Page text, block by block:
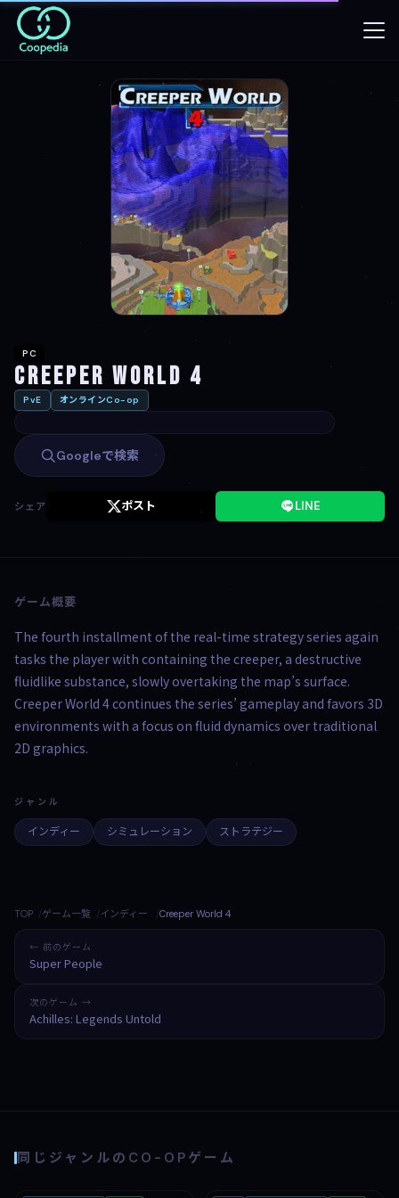
PC
Creeper World 4
PvE オンラインCo-op
Googleで検索
シェア ポスト LINE
ゲーム概要
The fourth installment of the real-time strategy series again
tasks the player with containing the creeper, a destructive
fluidlike substance, slowly overtaking the map’s surface.
Creeper World 4 continues the series’ gameplay and favors 3D
environments with a focus on fluid dynamics over traditional
2D graphics.
ジャンル
インディー シミュレーション ストラテジー
TOP ゲーム一覧 インディー Creeper World 4
← 前のゲーム
Super People
次のゲーム →
Achilles: Legends Untold
同じジャンルのCO-OPゲーム